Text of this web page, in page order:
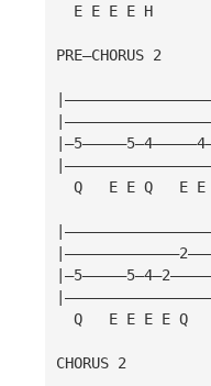
E E E E H
PRE—CHORUS 2
Q   E E Q   E
Q   E E E E Q
CHORUS 2